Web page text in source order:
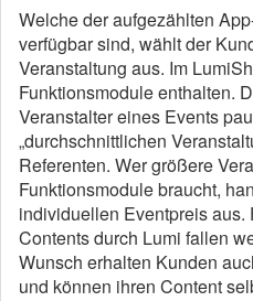
Welche der aufgezählten
verfügbar sind, wählt der
Veranstaltung aus. Im
Funktionsmodule enthalten.
Veranstalter eines Events
„durchschnittlichen
Referenten. Wer größere
Funktionsmodule braucht,
individuellen Eventpreis
Contents durch Lumi fallen
Wunsch erhalten Kunden
und können ihren Content